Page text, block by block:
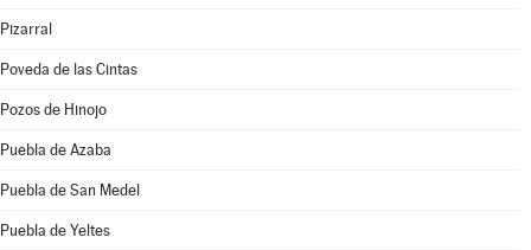
Pizarral
Poveda de las Cintas
Pozos de Hinojo
Puebla de Azaba
Puebla de San Medel
Puebla de Yeltes